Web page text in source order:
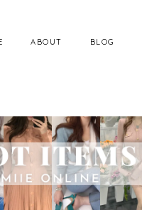
ABOUT BLOG